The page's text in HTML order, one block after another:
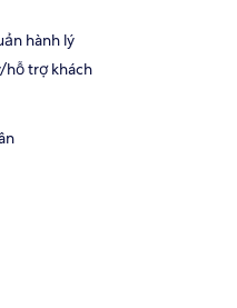
hành lý
hỗ trợ khách